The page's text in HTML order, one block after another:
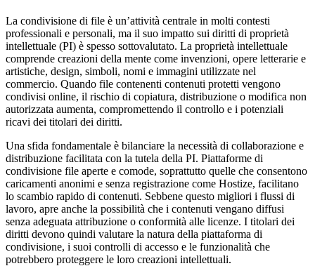
La condivisione di file è un’attività centrale in molti contesti
professionali e personali, ma il suo impatto sui diritti di proprietà
intellettuale (PI) è spesso sottovalutato. La proprietà intellettuale
comprende creazioni della mente come invenzioni, opere letterarie e
artistiche, design, simboli, nomi e immagini utilizzate nel
commercio. Quando file contenenti contenuti protetti vengono
condivisi online, il rischio di copiatura, distribuzione o modifica non
autorizzata aumenta, compromettendo il controllo e i potenziali
ricavi dei titolari dei diritti.
Una sfida fondamentale è bilanciare la necessità di collaborazione e
distribuzione facilitata con la tutela della PI. Piattaforme di
condivisione file aperte e comode, soprattutto quelle che consentono
caricamenti anonimi e senza registrazione come Hostize, facilitano
lo scambio rapido di contenuti. Sebbene questo migliori i flussi di
lavoro, apre anche la possibilità che i contenuti vengano diffusi
senza adeguata attribuzione o conformità alle licenze. I titolari dei
diritti devono quindi valutare la natura della piattaforma di
condivisione, i suoi controlli di accesso e le funzionalità che
potrebbero proteggere le loro creazioni intellettuali.